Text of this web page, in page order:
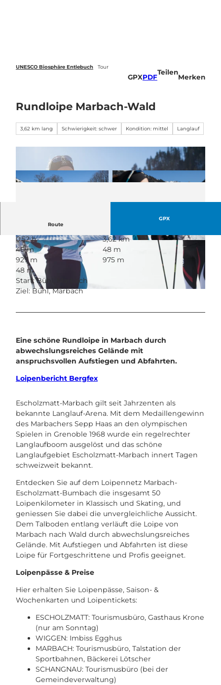
UNESCO Biosphäre Entlebuch Tour
GPXPDF
Teilen
Merken
Rundloipe Marbach-Wald
3,62 km lang Schwierigkeit: schwer Kondition: mittel Langlauf
© Maurin Bisig, UNESCO Biosphäre Entlebuch
© Maurin Bisig, UNESCO Biosphäre Entlebuch © Maurin Bisig, UNESCO Biosphäre Entlebuch
Route
GPX
0:52 h
3,62 km
46 m
48 m
927 m
975 m
48 m
Start: Bühl, Marbach
Ziel: Bühl, Marbach
Eine schöne Rundloipe in Marbach durch
abwechslungsreiches Gelände mit
anspruchsvollen Aufstiegen und Abfahrten.
Loipenbericht Bergfex
Escholzmatt-Marbach gilt seit Jahrzenten als
bekannte Langlauf-Arena. Mit dem Medaillengewinn
des Marbachers Sepp Haas an den olympischen
Spielen in Grenoble 1968 wurde ein regelrechter
Langlaufboom ausgelöst und das schöne
Langlaufgebiet Escholzmatt-Marbach innert Tagen
schweizweit bekannt.
Entdecken Sie auf dem Loipennetz Marbach-
Escholzmatt-Bumbach die insgesamt 50
Loipenkilometer in Klassisch und Skating, und
geniessen Sie dabei die unvergleichliche Aussicht.
Dem Talboden entlang verläuft die Loipe von
Marbach nach Wald durch abwechslungsreiches
Gelände. Mit Aufstiegen und Abfahrten ist diese
Loipe für Fortgeschrittene und Profis geeignet.
Loipenpässe & Preise
Hier erhalten Sie Loipenpässe, Saison- &
Wochenkarten und Loipentickets:
ESCHOLZMATT: Tourismusbüro, Gasthaus Krone
(nur am Sonntag)
WIGGEN: Imbiss Egghus
MARBACH: Tourismusbüro, Talstation der
Sportbahnen, Bäckerei Lötscher
SCHANGNAU: Tourismusbüro (bei der
Gemeindeverwaltung)